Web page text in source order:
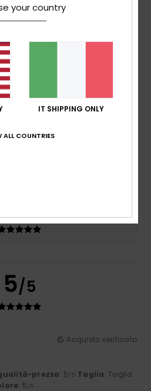
verificate
Comfort
qualità-prezzo
5.0
5/5
Acquisto verificato
prezzo: 5/5 Taglia: Taglia
: 5/5
your country
IT SHIPPING ONLY
ALL COUNTRIES